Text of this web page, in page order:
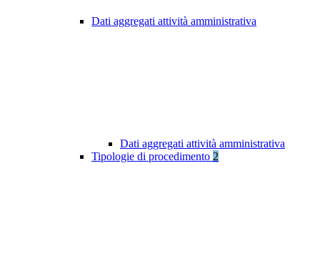
Dati aggregati attività amministrativa
Dati aggregati attività amministrativa
Tipologie di procedimento 2